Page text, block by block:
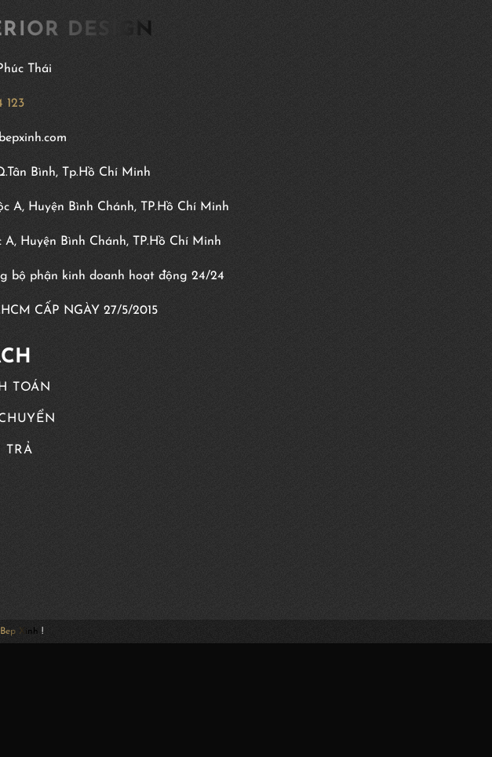
DESIGN
Thái
123
Bình, Tp.Hồ Chí Minh
A, Huyện Bình Chánh, TP.Hồ Chí Minh
Huyện Bình Chánh, TP.Hồ Chí Minh
bộ phận kinh doanh hoạt động 24/24
CẤP NGÀY 27/5/2015
TOÁN
TRẢ
Xinh !